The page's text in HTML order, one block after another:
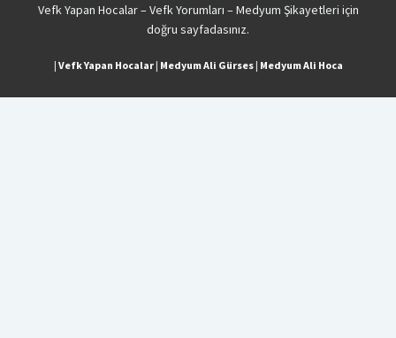
Vefk Yapan Hocalar – Vefk Yorumları – Medyum Şikayetleri için
doğru sayfadasınız.
| Vefk Yapan Hocalar| Medyum Ali Gürses| Medyum Ali Hoca